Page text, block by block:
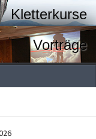
Kletterkurse
Vorträge